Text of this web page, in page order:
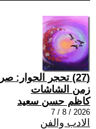
(27) تحجر الحوار:
زمن الشاشات
كاظم حسن سعيد
2026 / 8 / 7
الادب والفن